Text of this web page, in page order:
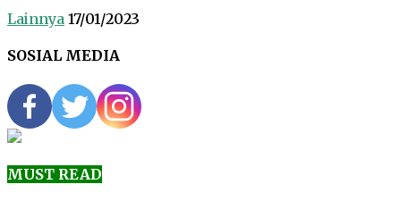
Lainnya 17/01/2023
SOSIAL MEDIA
MUST READ